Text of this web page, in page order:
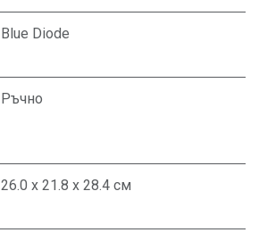
Blue Diode
Ръчно
26.0 x 21.8 x 28.4 см